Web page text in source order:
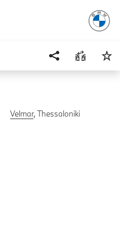
Velmar, Thessaloniki